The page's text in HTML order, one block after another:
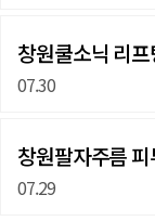
07.30
창원팔자주름
07.29